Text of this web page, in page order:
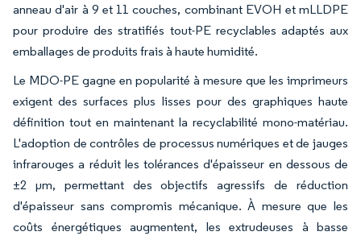
anneau d'air à 9 et 11 couches, combinant EVOH et mLLDPE
pour produire des stratifiés tout-PE recyclables adaptés aux
emballages de produits frais à haute humidité.
Le MDO-PE gagne en popularité à mesure que les imprimeurs
exigent des surfaces plus lisses pour des graphiques haute
définition tout en maintenant la recyclabilité mono-matériau.
L'adoption de contrôles de processus numériques et de jauges
infrarouges a réduit les tolérances d'épaisseur en dessous de
±2 µm, permettant des objectifs agressifs de réduction
d'épaisseur sans compromis mécanique. À mesure que les
coûts énergétiques augmentent, les extrudeuses à basse